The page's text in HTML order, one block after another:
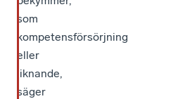
som
kompetensförsörjning
eller
liknande,
säger